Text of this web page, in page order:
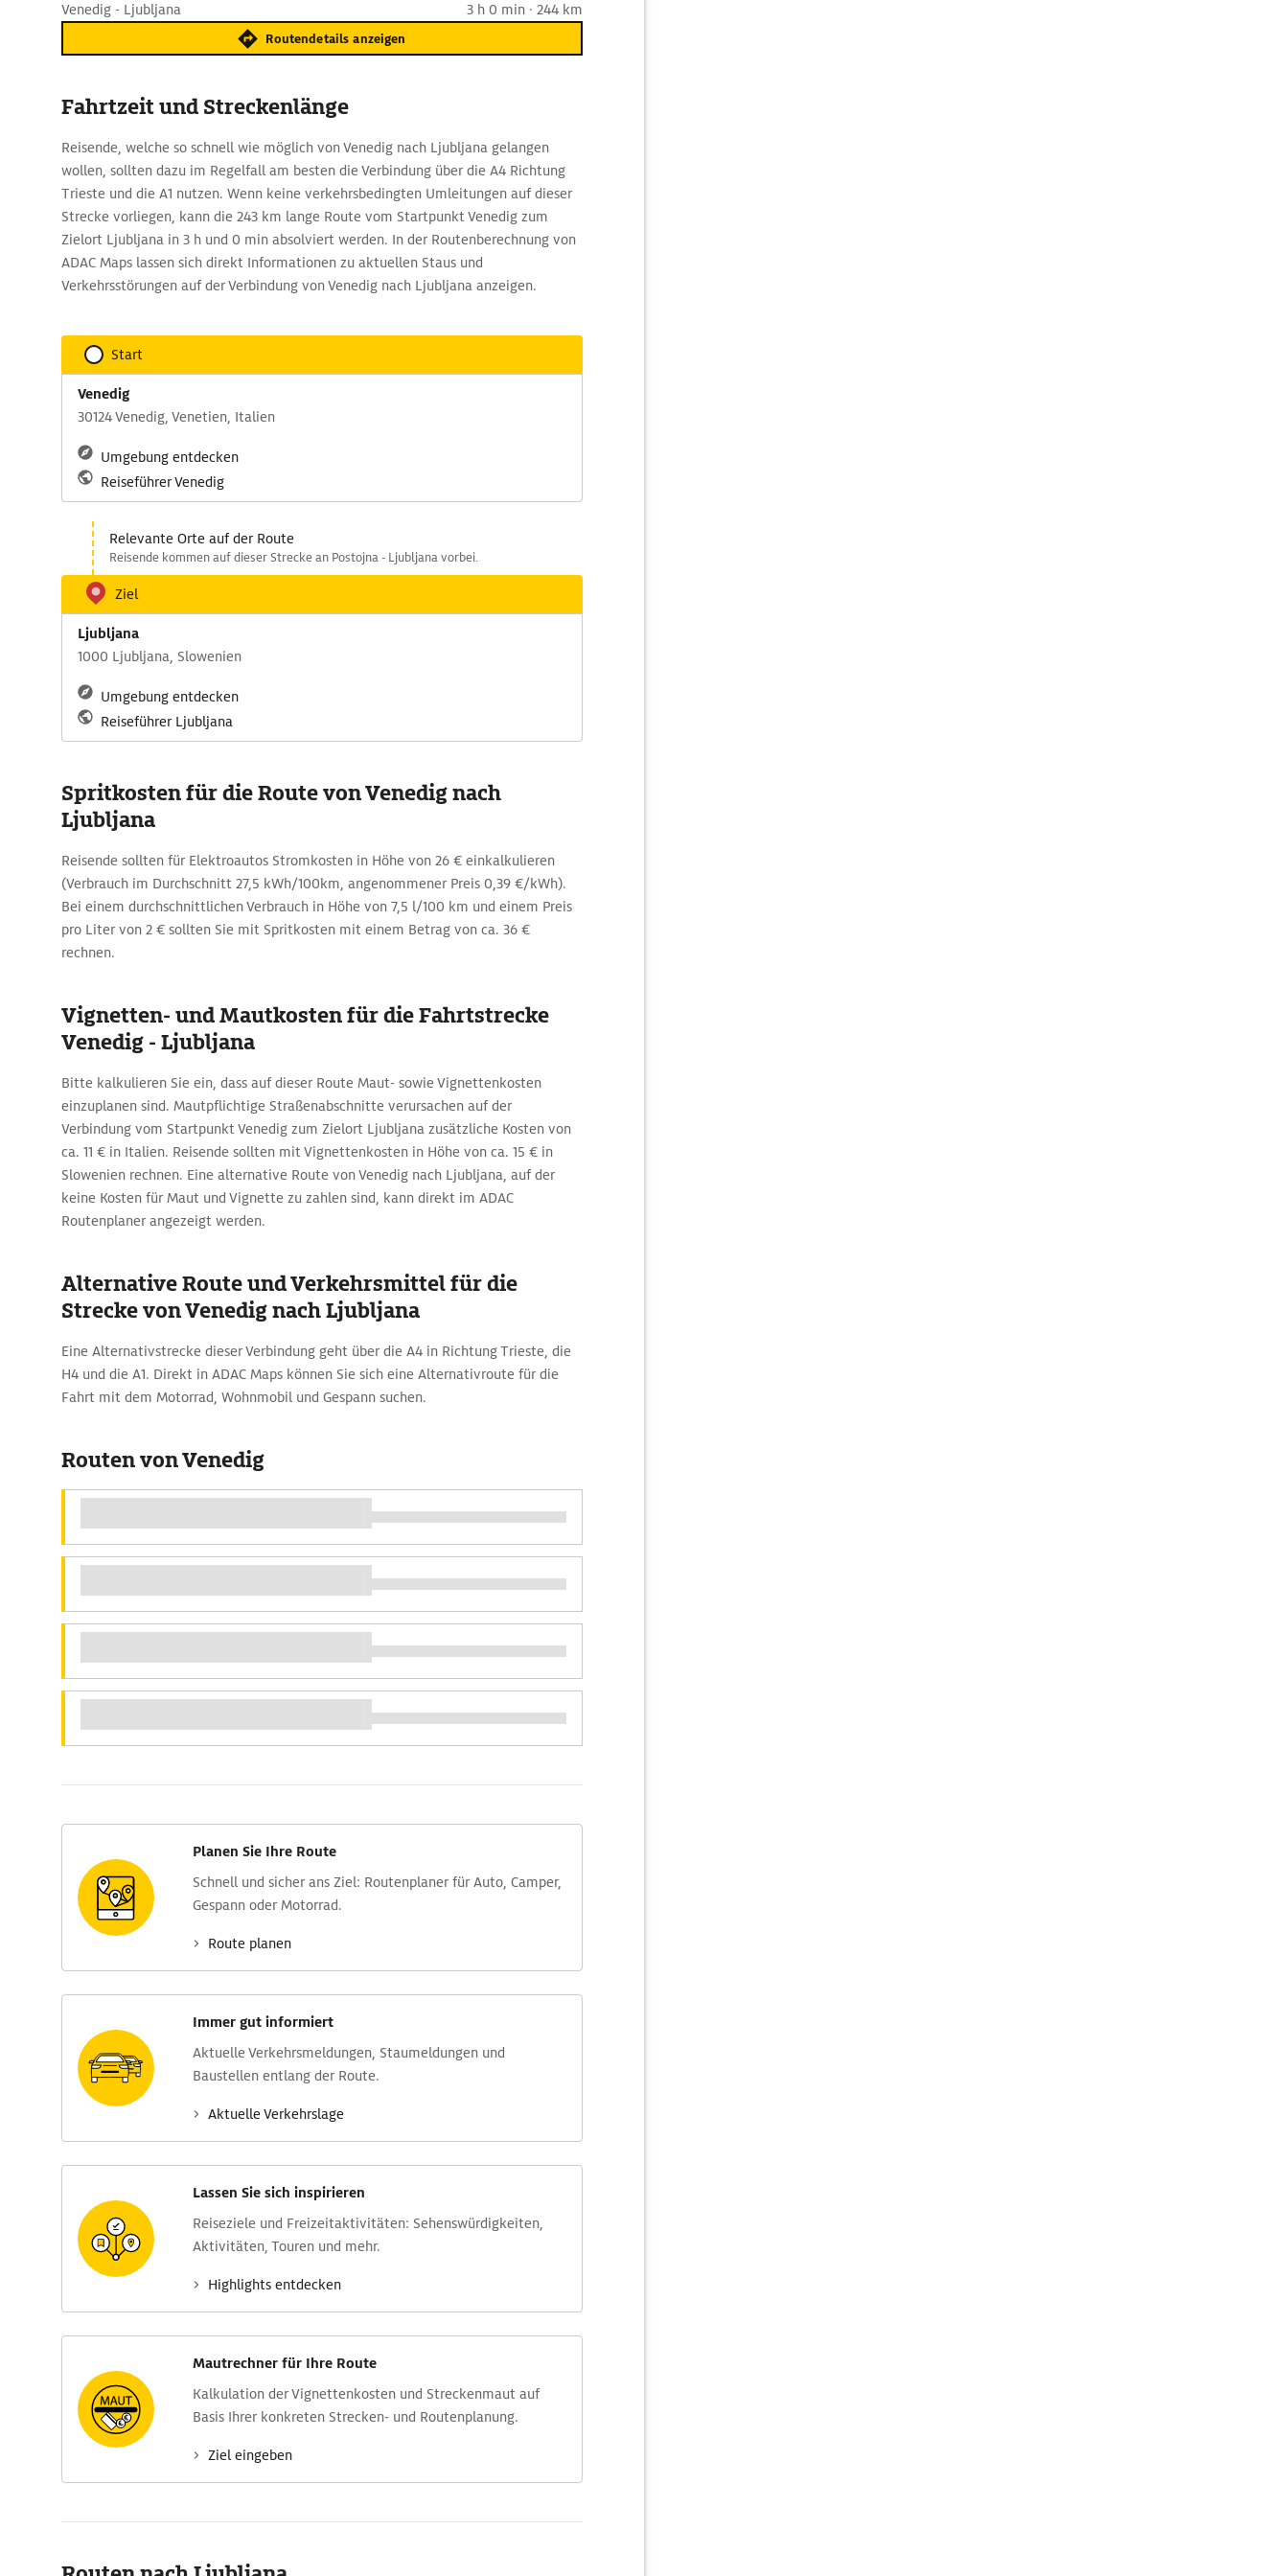
Venedig - Ljubljana 3 h 0 min · 244 km
Routendetails anzeigen
Fahrtzeit und Streckenlänge
Reisende, welche so schnell wie möglich von Venedig nach Ljubljana gelangen
wollen, sollten dazu im Regelfall am besten die Verbindung über die A4 Richtung
Trieste und die A1 nutzen. Wenn keine verkehrsbedingten Umleitungen auf dieser
Strecke vorliegen, kann die 243 km lange Route vom Startpunkt Venedig zum
Zielort Ljubljana in 3 h und 0 min absolviert werden. In der Routenberechnung von
ADAC Maps lassen sich direkt Informationen zu aktuellen Staus und
Verkehrsstörungen auf der Verbindung von Venedig nach Ljubljana anzeigen.
Start
Venedig
30124 Venedig, Venetien, Italien
Umgebung entdecken
Reiseführer Venedig
Relevante Orte auf der Route
Reisende kommen auf dieser Strecke an Postojna - Ljubljana vorbei.
Ziel
Ljubljana
1000 Ljubljana, Slowenien
Umgebung entdecken
Reiseführer Ljubljana
Spritkosten für die Route von Venedig nach
Ljubljana
Reisende sollten für Elektroautos Stromkosten in Höhe von 26 € einkalkulieren
(Verbrauch im Durchschnitt 27,5 kWh/100km, angenommener Preis 0,39 €/kWh).
Bei einem durchschnittlichen Verbrauch in Höhe von 7,5 l/100 km und einem Preis
pro Liter von 2 € sollten Sie mit Spritkosten mit einem Betrag von ca. 36 €
rechnen.
Vignetten- und Mautkosten für die Fahrtstrecke
Venedig - Ljubljana
Bitte kalkulieren Sie ein, dass auf dieser Route Maut- sowie Vignettenkosten
einzuplanen sind. Mautpflichtige Straßenabschnitte verursachen auf der
Verbindung vom Startpunkt Venedig zum Zielort Ljubljana zusätzliche Kosten von
ca. 11 € in Italien. Reisende sollten mit Vignettenkosten in Höhe von ca. 15 € in
Slowenien rechnen. Eine alternative Route von Venedig nach Ljubljana, auf der
keine Kosten für Maut und Vignette zu zahlen sind, kann direkt im ADAC
Routenplaner angezeigt werden.
Alternative Route und Verkehrsmittel für die
Strecke von Venedig nach Ljubljana
Eine Alternativstrecke dieser Verbindung geht über die A4 in Richtung Trieste, die
H4 und die A1. Direkt in ADAC Maps können Sie sich eine Alternativroute für die
Fahrt mit dem Motorrad, Wohnmobil und Gespann suchen.
Routen von Venedig
Planen Sie Ihre Route
Schnell und sicher ans Ziel: Routen­planer für Auto, Camper,
Gespann oder Motorrad.
Route planen
Immer gut informiert
Aktuelle Verkehrs­meldungen, Stau­meldungen und
Baustellen entlang der Route.
Aktuelle Verkehrs­lage
Lassen Sie sich inspirieren
Reise­ziele und Freizeit­aktivitäten: Sehens­würdig­keiten,
Aktivitäten, Touren und mehr.
Highlights entdecken
Mautrechner für Ihre Route
Kalkulation der Vignettenkosten und Streckenmaut auf
Basis Ihrer konkreten Strecken- und Routenplanung.
Ziel eingeben